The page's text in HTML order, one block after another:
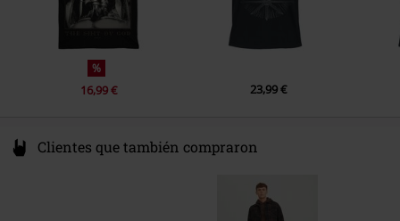
%
16,99 € 23,99 €
Clientes que también compraron